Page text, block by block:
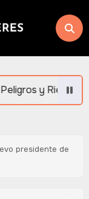
Morelos
presidente de